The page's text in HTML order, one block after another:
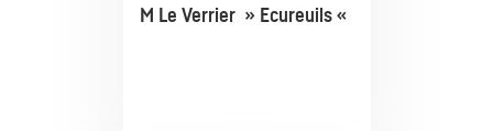
M Le Verrier » Ecureuils «